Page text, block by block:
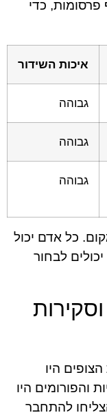
כדי
איכות השידור
גבוהה
גבוהה
גבוהה
כל אדם יכול
לבחור
וסקירות
היו
והפורומים היו
להתחבר